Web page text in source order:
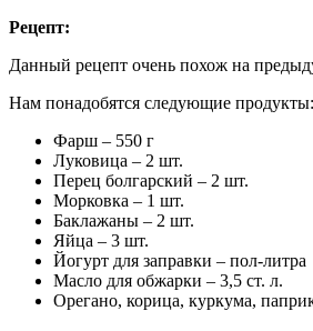
Рецепт:
Данный рецепт очень похож на
Нам понадобятся следующие продукты:
Фарш – 550 г
Луковица – 2 шт.
Перец болгарский – 2 шт.
Морковка – 1 шт.
Баклажаны – 2 шт.
Яйца – 3 шт.
Йогурт для заправки – пол-литра
Масло для обжарки – 3,5 ст. л.
Орегано, корица, куркума,